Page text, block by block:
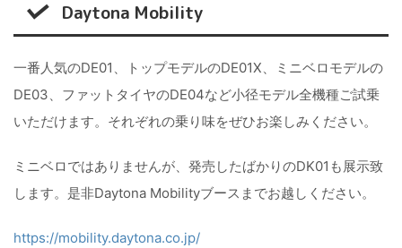
Daytona Mobility
一番人気のDE01、トップモデルのDE01X、ミニベロモデルの
DE03、ファットタイヤのDE04など小径モデル全機種ご試乗
いただけます。それぞれの乗り味をぜひお楽しみください。
ミニベロではありませんが、発売したばかりのDK01も展示致
します。是非Daytona Mobilityブースまでお越しください。
https://mobility.daytona.co.jp/